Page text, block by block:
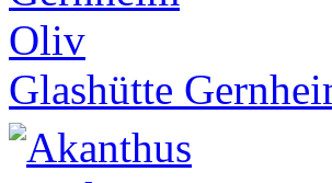
Glashütte